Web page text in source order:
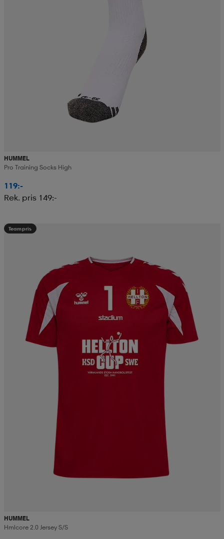
HUMMEL
Pro Training Socks High
119:-
Rek. pris 149:-
Teampris
HUMMEL
Hmlcore 2.0 Jersey S/s